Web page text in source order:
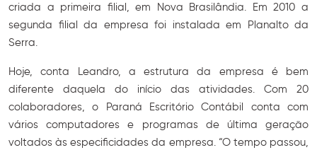
criada a primeira filial, em Nova Brasilândia. Em 2010 a
segunda filial da empresa foi instalada em Planalto da
Serra.
Hoje, conta Leandro, a estrutura da empresa é bem
diferente daquela do início das atividades. Com 20
colaboradores, o Paraná Escritório Contábil conta com
vários computadores e programas de última geração
voltados às especificidades da empresa. “O tempo passou,